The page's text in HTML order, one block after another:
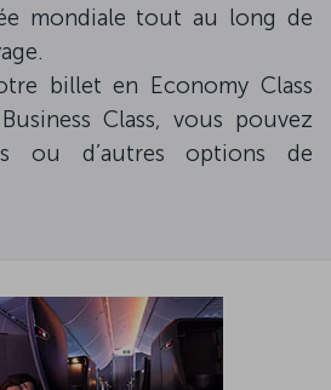
mondiale tout au long de
billet en Economy Class
Class, vous pouvez
ou d’autres options de